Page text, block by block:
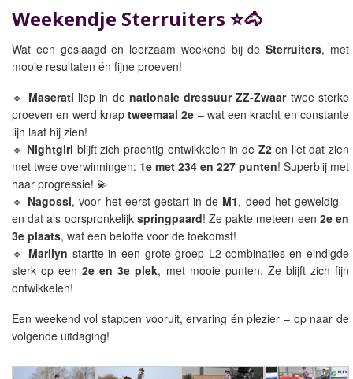
Weekendje Sterruiters ⭐🐴
Wat een geslaagd en leerzaam weekend bij deSterruiters, met
mooie resultaten én fijne proeven!
🔹 Maserati liep in de nationale dressuur ZZ-Zwaartwee sterke
proeven en werd knaptweemaal 2e – wat een kracht en constante
lijn laat hij zien!
🔹 Nightgirl blijft zich prachtig ontwikkelen in de Z2en liet dat zien
met twee overwinningen: 1e met 234 en 227 punten! Superblij met
haar progressie! 💫
🔹 Nagossi, voor het eerst gestart in de M1, deed het geweldig –
en dat als oorspronkelijk springpaard! Ze pakte meteen een 2e en
3e plaats, wat een belofte voor de toekomst!
🔹 Marilyn startte in een grote groep L2-combinaties en eindigde
sterk op een2e en 3e plek, met mooie punten. Ze blijft zich fijn
ontwikkelen!
Een weekend vol stappen vooruit, ervaring én plezier – op naar de
volgende uitdaging!